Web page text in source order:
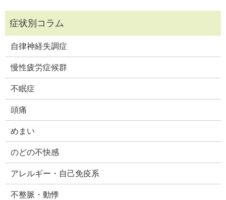
自律神経失調症
慢性疲労症候群
不眠症
頭痛
めまい
のどの不快感
アレルギー・自己免疫系
不整脈・動悸